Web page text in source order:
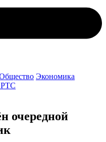
Экономика
РТС
очередной